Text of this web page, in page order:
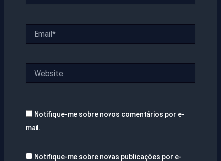
Notifique-me sobre novos comentários por e-
mail.
Notifique-me sobre novas publicações por e-